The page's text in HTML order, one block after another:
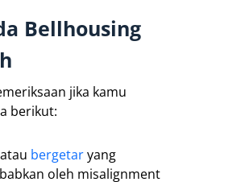
Bellhousing
jika kamu
berikut:
atau bergetaryang
oleh misalignment